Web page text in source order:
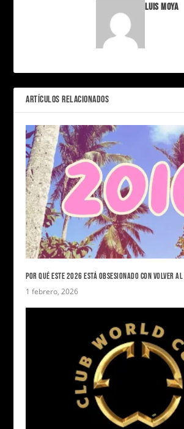
Luis Moya
ARTÍCULOS RELACIONADOS
POR QUÉ ESTE 2026 ESTÁ OBSESIONADO CON VOLVER
1 febrero, 2026